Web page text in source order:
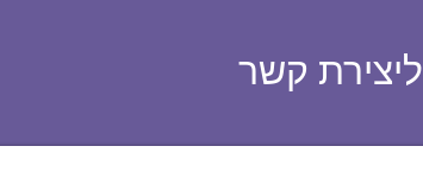
ליצירת קשר